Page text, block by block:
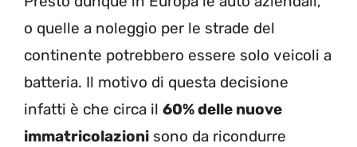
o quelle a noleggio per le strade del
continente potrebbero essere solo veicoli a
batteria. Il motivo di questa decisione
infatti è che circa il 60% delle nuove
immatricolazioni sono da ricondurre